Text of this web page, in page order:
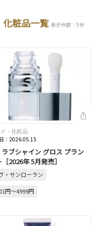
化粧品一覧 表示件数：9件
・化粧品
：2026.05.15
ラブシャイン グロス プラン
2026年 5月発売］
・サンローラン
円～4999円